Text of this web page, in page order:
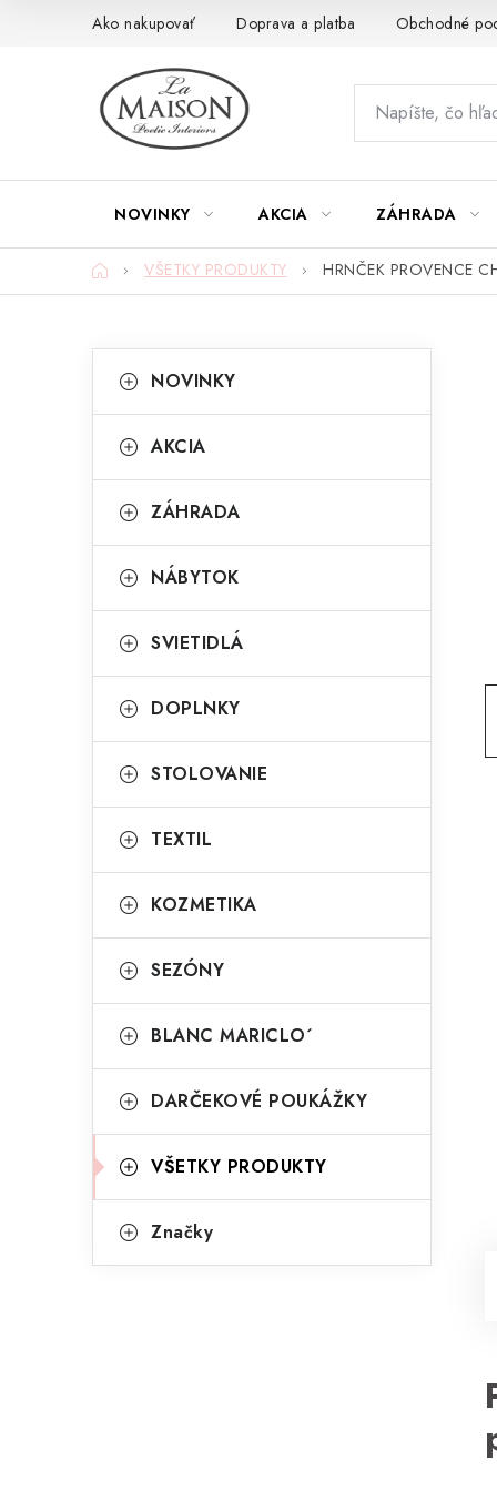
Ako nakupovať Doprava a platba Obchodné
NOVINKY AKCIA ZÁHRADA
DomovVŠETKY PRODUKTY HRNČEK PROVENCE
o
n
ý
a
n
l
kategórie
a
e
ó
i
NOVINKY
AKCIA
ZÁHRADA
NÁBYTOK
SVIETIDLÁ
DOPLNKY
STOLOVANIE
TEXTIL
KOZMETIKA
SEZÓNY
BLANC MARICLO´
DARČEKOVÉ POUKÁŽKY
VŠETKY PRODUKTY
Značky